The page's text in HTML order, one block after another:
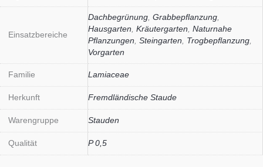
Einsatzbereiche
Dachbegrünung Grabbepflanzung
Hausgarten Kräutergarten Naturnahe
Pflanzungen Steingarten Trogbepflanzung
Vorgarten
Familie Lamiaceae
Herkunft Fremdländische Staude
Warengruppe Stauden
Qualität P 0,5